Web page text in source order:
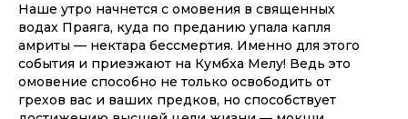
Наше утро начнется с омовения в священных
водах Праяга, куда по преданию упала капля
амриты — нектара бессмертия. Именно для этого
события и приезжают на Кумбха Мелу! Ведь это
омовение способно не только освободить от
грехов вас и ваших предков, но способствует